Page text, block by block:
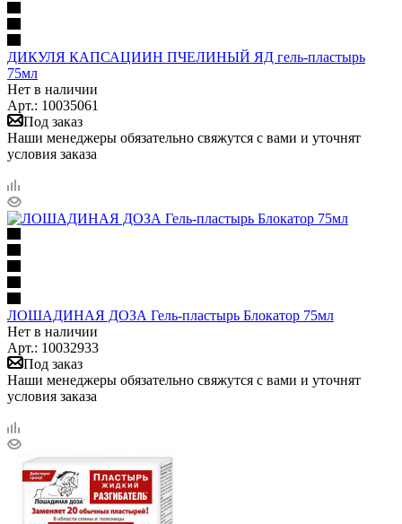
ДИКУЛЯ КАПСАЦИИН ПЧЕЛИНЫЙ ЯД гель-пластырь
75мл
Нет в наличии
Арт.: 10035061
Под заказ
Наши менеджеры обязательно свяжутся с вами и уточнят
условия заказа
ЛОШАДИНАЯ ДОЗА Гель-пластырь Блокатор 75мл
Нет в наличии
Арт.: 10032933
Под заказ
Наши менеджеры обязательно свяжутся с вами и уточнят
условия заказа